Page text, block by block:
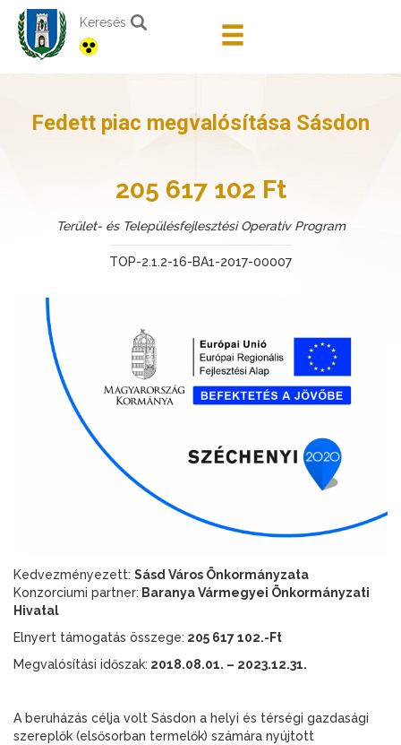
Keresés
Fedett piac megvalósítása Sásdon
205 617 102 Ft
Terület- és Településfejlesztési Operatív Program
TOP-2.1.2-16-BA1-2017-00007
Kedvezményezett: Sásd Város Önkormányzata
Konzorciumi partner: Baranya Vármegyei Önkormányzati
Hivatal
Elnyert támogatás összege: 205 617 102.-Ft
Megvalósítási időszak: 2018.08.01. – 2023.12.31.
A beruházás célja volt Sásdon a helyi és térségi gazdasági
szereplők (elsősorban termelők) számára nyújtott